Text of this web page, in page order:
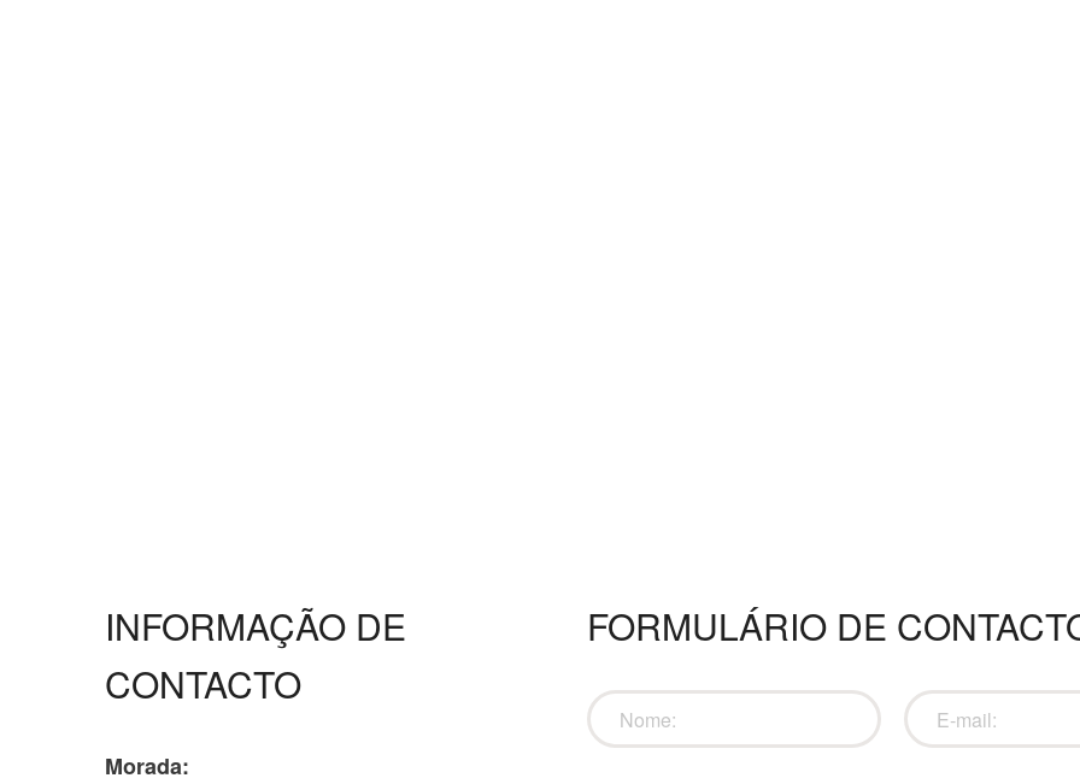
INFORMAÇÃO DE
CONTACTO
Morada:
FORMULÁRIO DE